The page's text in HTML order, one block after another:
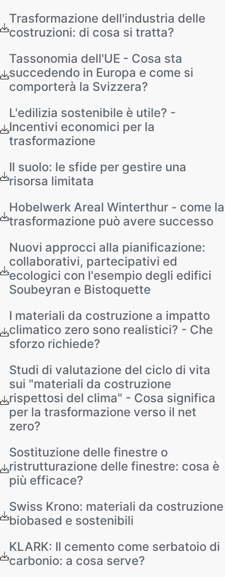
Trasformazione dell'industria delle
costruzioni: di cosa si tratta?
Tassonomia dell'UE - Cosa sta
succedendo in Europa e come si
comporterà la Svizzera?
L'edilizia sostenibile è utile? -
Incentivi economici per la
trasformazione
Il suolo: le sfide per gestire una
risorsa limitata
Hobelwerk Areal Winterthur - come la
trasformazione può avere successo
Nuovi approcci alla pianificazione:
collaborativi, partecipativi ed
ecologici con l'esempio degli edifici
Soubeyran e Bistoquette
I materiali da costruzione a impatto
climatico zero sono realistici? - Che
sforzo richiede?
Studi di valutazione del ciclo di vita
sui "materiali da costruzione
rispettosi del clima" - Cosa significa
per la trasformazione verso il net
zero?
Sostituzione delle finestre o
ristrutturazione delle finestre: cosa è
più efficace?
Swiss Krono: materiali da costruzione
biobased e sostenibili
KLARK: Il cemento come serbatoio di
carbonio: a cosa serve?